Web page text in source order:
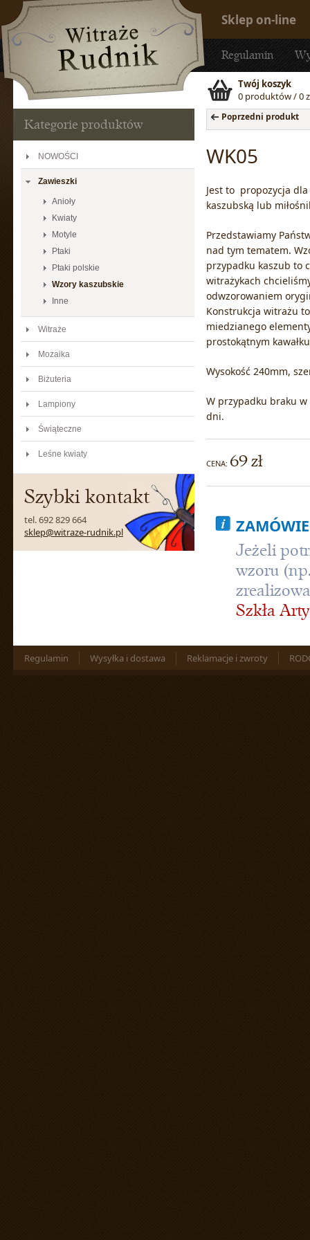
Sklep on-line
Regulamin
Twój koszyk
0 produktów / 0
Poprzedni produkt
WK05
Jest to propozycja
kaszubską lub
Przedstawiamy
nad tym tematem.
przypadku kaszub to
witrażykach
odwzorowaniem
Konstrukcja witrażu
miedzianego
prostokątnym
Wysokość 240mm,
W przypadku braku
dni.
CENA: 69 zł
Jeżeli
wzoru
Szkła
Kategorie produktów
NOWOŚCI
Zawieszki
Anioły
Kwiaty
Motyle
Ptaki
Ptaki polskie
Wzory kaszubskie
Inne
Witraże
Mozaika
Biżuteria
Lampiony
Świąteczne
Leśne kwiaty
Szybki kontakt
tel. 692 829 664
sklep@witraze-rudnik.pl
Regulamin Wysyłka i dostawa Reklamacje i zwroty